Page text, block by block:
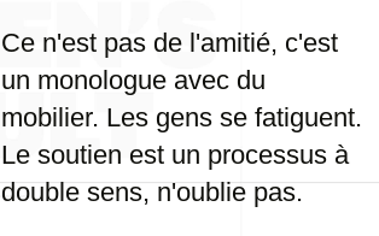
Ce n'est pas de l'amitié, c'est
un monologue avec du
mobilier. Les gens se fatiguent.
Le soutien est un processus à
double sens, n'oublie pas.